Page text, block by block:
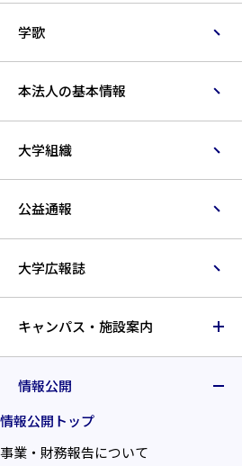
学歌
本法人の基本情報
大学組織
公益通報
大学広報誌
キャンパス・施設案内
情報公開
情報公開トップ
事業・財務報告について